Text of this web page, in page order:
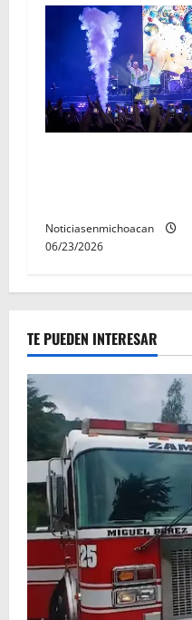
Noticiasenmichoacan
06/23/2026
TE PUEDEN INTERESAR